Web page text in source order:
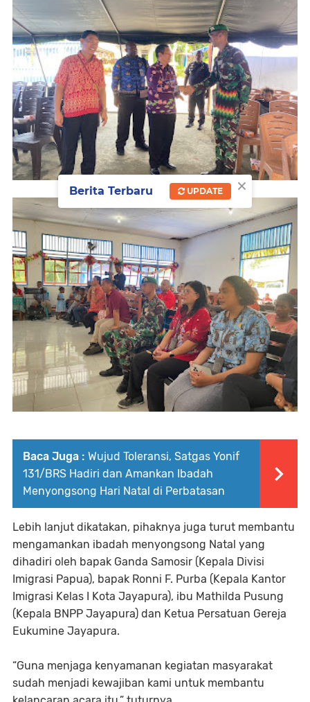
Baca Juga : Wujud Toleransi, Satgas Yonif
131/BRS Hadiri dan Amankan Ibadah
Menyongsong Hari Natal di Perbatasan
Lebih lanjut dikatakan, pihaknya juga turut membantu
mengamankan ibadah menyongsong Natal yang
dihadiri oleh bapak Ganda Samosir (Kepala Divisi
Imigrasi Papua), bapak Ronni F. Purba (Kepala Kantor
Imigrasi Kelas I Kota Jayapura), ibu Mathilda Pusung
(Kepala BNPP Jayapura) dan Ketua Persatuan Gereja
Eukumine Jayapura.
“Guna menjaga kenyamanan kegiatan masyarakat
sudah menjadi kewajiban kami untuk membantu
×
Berita Terbaru UPDATE